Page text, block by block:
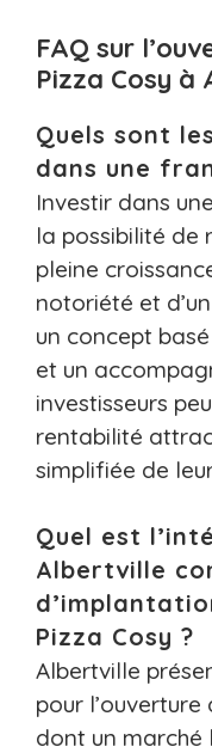
FAQ sur
Pizza Cosy à
Quels sont
dans une
Investir dans
la possibilité de
pleine
notoriété et
un concept
et un
investisseurs
rentabilité
simplifiée de
Quel est
Albertville
Pizza Cosy ?
Albertville
pour l’ouverture
dont un marché